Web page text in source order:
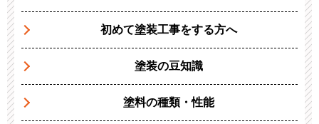
初めて塗装工事をする方へ
塗装の豆知識
塗料の種類・性能